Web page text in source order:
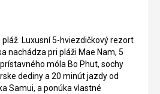
Luxusní 5-hviezdičkový rezort
nachádza pri pláži Mae Nam, 5
móla Bo Phut, sochy
dediny a 20 minút jazdy od
Samui, a ponúka vlastné